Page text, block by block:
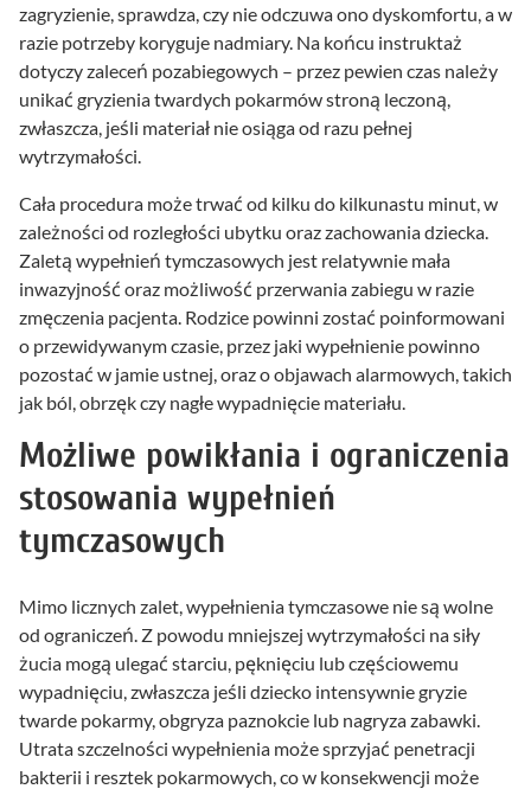
zagryzienie, sprawdza, czy nie odczuwa ono dyskomfortu, a w
razie potrzeby koryguje nadmiary. Na końcu instruktaż
dotyczy zaleceń pozabiegowych – przez pewien czas należy
unikać gryzienia twardych pokarmów stroną leczoną,
zwłaszcza, jeśli materiał nie osiąga od razu pełnej
wytrzymałości.
Cała procedura może trwać od kilku do kilkunastu minut, w
zależności od rozległości ubytku oraz zachowania dziecka.
Zaletą wypełnień tymczasowych jest relatywnie mała
inwazyjność oraz możliwość przerwania zabiegu w razie
zmęczenia pacjenta. Rodzice powinni zostać poinformowani
o przewidywanym czasie, przez jaki wypełnienie powinno
pozostać w jamie ustnej, oraz o objawach alarmowych, takich
jak ból, obrzęk czy nagłe wypadnięcie materiału.
Możliwe powikłania i ograniczenia
stosowania wypełnień
tymczasowych
Mimo licznych zalet, wypełnienia tymczasowe nie są wolne
od ograniczeń. Z powodu mniejszej wytrzymałości na siły
żucia mogą ulegać starciu, pęknięciu lub częściowemu
wypadnięciu, zwłaszcza jeśli dziecko intensywnie gryzie
twarde pokarmy, obgryza paznokcie lub nagryza zabawki.
Utrata szczelności wypełnienia może sprzyjać penetracji
bakterii i resztek pokarmowych, co w konsekwencji może